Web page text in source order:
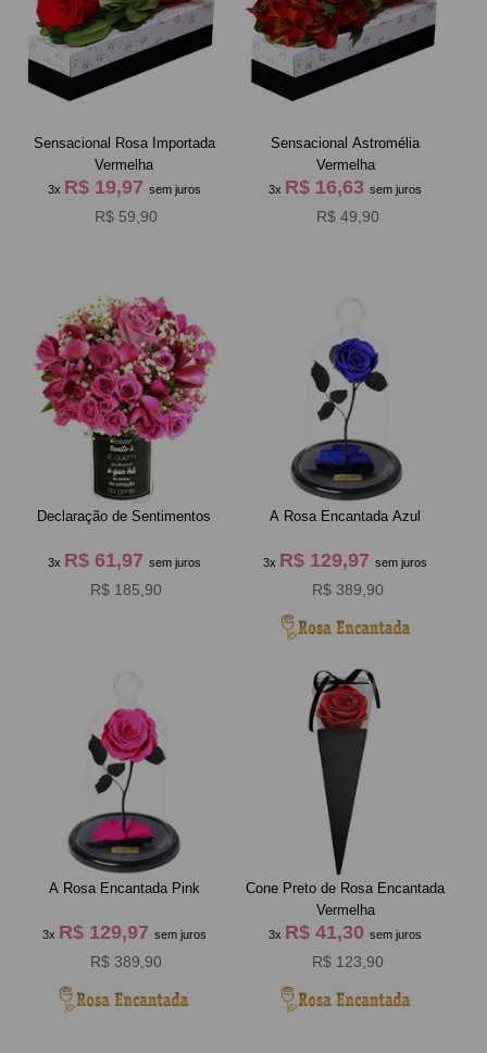
Sensacional Rosa Importada
Vermelha
3x R$ 19,97 sem juros
R$ 59,90
Sensacional Astromélia
Vermelha
3x R$ 16,63sem juros
R$ 49,90
Declaração de Sentimentos
3x R$ 61,97 sem juros
R$ 185,90
A Rosa Encantada Azul
3x R$ 129,97sem juros
R$ 389,90
A Rosa Encantada Pink
3x R$ 129,97 sem juros
R$ 389,90
Cone Preto de Rosa Encantada
Vermelha
3x R$ 41,30sem juros
R$ 123,90